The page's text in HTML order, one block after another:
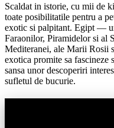
Scaldat in istorie, cu mii de
toate posibilitatile pentru a
exotic si palpitant. Egipt —
Faraonilor, Piramidelor si al
Mediteranei, ale Marii Rosii
exotica promite sa fascineze
sansa unor descoperiri
sufletul de bucurie.